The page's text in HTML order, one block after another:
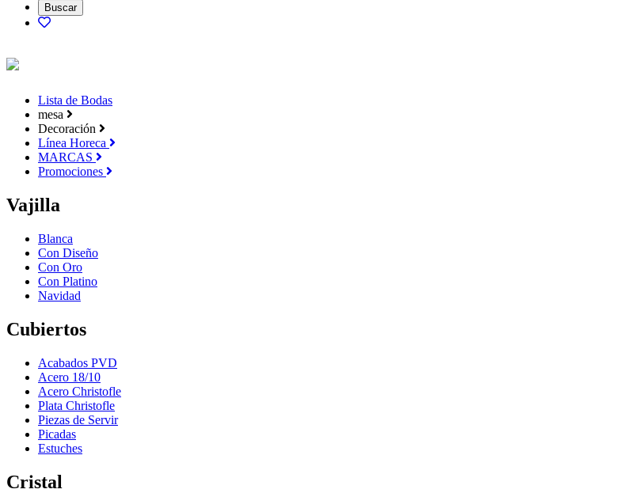
Lista de Bodas
mesa
Decoración
Línea Horeca
MARCAS
Promociones
Vajilla
Blanca
Con Diseño
Con Oro
Con Platino
Navidad
Cubiertos
Acabados PVD
Acero 18/10
Acero Christofle
Plata Christofle
Piezas de Servir
Picadas
Estuches
Cristal